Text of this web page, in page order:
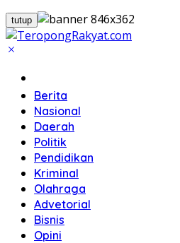
tutup
Berita
Nasional
Daerah
Politik
Pendidikan
Kriminal
Olahraga
Advetorial
Bisnis
Opini